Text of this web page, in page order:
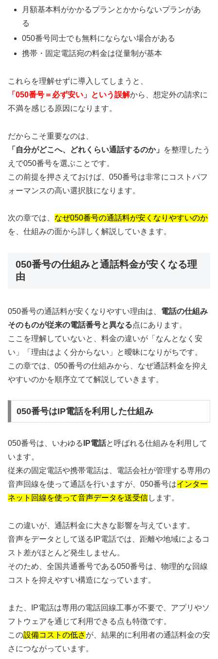
月額基本料がかかるプランとかからないプランがあ
る
050番号同士でも無料にならない場合がある
携帯・固定電話宛の料金は従量制が基本
これらを理解せずに導入してしまうと、
「050番号＝必ず安い」という誤解から、想定外の請求に
不満を感じる原因になります。
だからこそ重要なのは、
「自分がどこへ、どれくらい通話するのか」
を整理したう
えで050番号を選ぶことです。
この前提を押さえておけば、050番号は非常にコストパフ
ォーマンスの高い選択肢になります。
次の章では、 なぜ050番号の通話料が安くなりやすいのか
を、仕組みの面から詳しく解説していきます。
050番号の仕組みと通話料金が安くなる理
由
050番号の通話料が安くなりやすい理由は、 電話の仕組み
そのものが従来の電話番号と異なる点にあります。
ここを理解していないと、料金の違いが「なんとなく安
い」「理由はよく分からない」と曖昧になりがちです。
この章では、050番号の仕組みから、なぜ通話料金を抑え
やすいのかを順序立てて解説していきます。
050番号はIP電話を利用した仕組み
050番号は、いわゆる IP電話と呼ばれる仕組みを利用して
います。
従来の固定電話や携帯電話は、電話会社が管理する専用の
音声回線を使って通話を行いますが、050番号はインター
ネット回線を使って音声データを送受信します。
この違いが、通話料金に大きな影響を与えています。
音声をデータとして送るIP電話では、距離や地域によるコ
スト差がほとんど発生しません。
そのため、全国共通番号である050番号は、物理的な回線
コストを抑えやすい構造になっています。
また、IP電話は専用の電話回線工事が不要で、アプリやソ
フトウェアを通じて利用できる点も特徴です。
この設備コストの低さ が、結果的に利用者の通話料金の安
さにつながっています。